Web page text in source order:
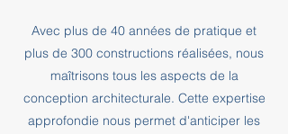
Avec plus de 40 années de pratique et
plus de 300 constructions réalisées, nous
maîtrisons tous les aspects de la
conception architecturale. Cette expertise
approfondie nous permet d'anticiper les